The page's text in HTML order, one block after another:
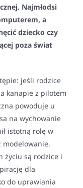
Najmłodsi
a
dziecko czy
poza świat
jeśli rodzice
kanapie z pilotem
powoduje u
na wychowanie
istotną rolę w
modelowanie.
życiu są rodzice i
dla
do uprawiania